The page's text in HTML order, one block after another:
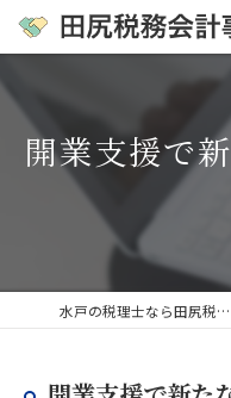
開業支援で
水戸の税理士なら田尻税務会計事務所